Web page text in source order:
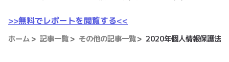
>>無料でレポートを閲覧する<<
ホーム 記事一覧 その他の記事一覧 2020年個人情報保護法